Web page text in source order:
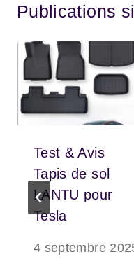
Publications
Test & Avis
Tapis de sol
LANTU pour
Tesla
4 septembre